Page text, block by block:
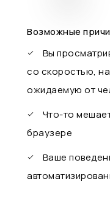
Возможные
Вы
со скоростью,
ожидаемую от
Что-то
браузере
Ваше